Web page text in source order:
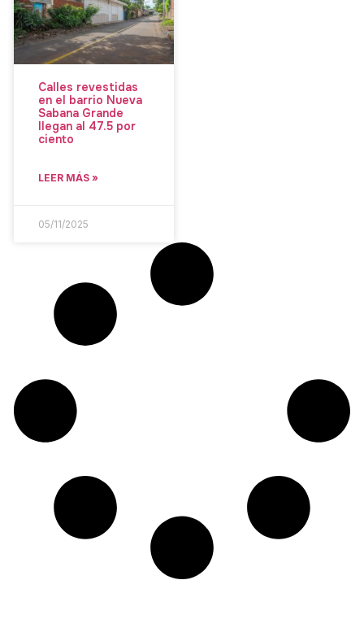
Calles revestidas
en el barrio Nueva
Sabana Grande
llegan al 47.5 por
ciento
LEER MÁS »
05/11/2025